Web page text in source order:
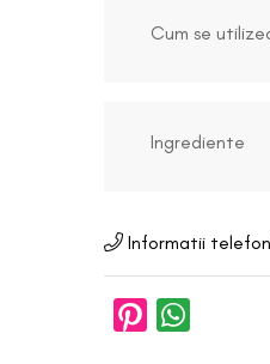
Cum se
Ingrediente
Informatii